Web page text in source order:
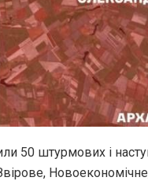
50 штурмових і